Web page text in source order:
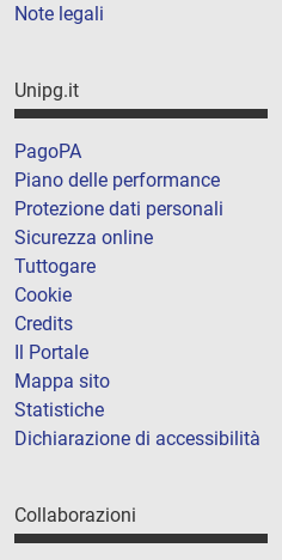
Note legali
Unipg.it
PagoPA
Piano delle performance
Protezione dati personali
Sicurezza online
Tuttogare
Cookie
Credits
Il Portale
Mappa sito
Statistiche
Dichiarazione di accessibilità
Collaborazioni